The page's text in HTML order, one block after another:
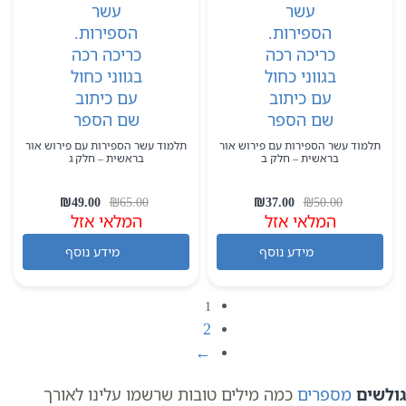
תלמוד עשר הספירות עם פירוש אור
בראשית – חלק ב
₪50.00
המחיר
המקורי
₪50.00.
₪37.00
₪37.00.
המלאי אזל
מידע נוסף
תלמוד עשר הספירות עם פירוש אור
בראשית – חלק ג
₪65.00
המחיר
המקורי
₪65.00.
₪49.00
₪49.00.
המלאי אזל
מידע נוסף
1
2
←
גולשים מספרים כמה מילים טובות שרשמו עלינו לאורך